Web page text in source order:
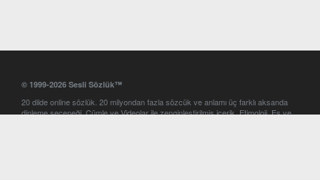
© 1999-2026 Sesli Sözlük™
20 dilde online sözlük. 20 milyondan fazla sözcük ve anlamı üç farklı aksanda
dinleme seçeneği. Cümle ve Videolar ile zenginleştirilmiş içerik. Etimoloji, Eş ve